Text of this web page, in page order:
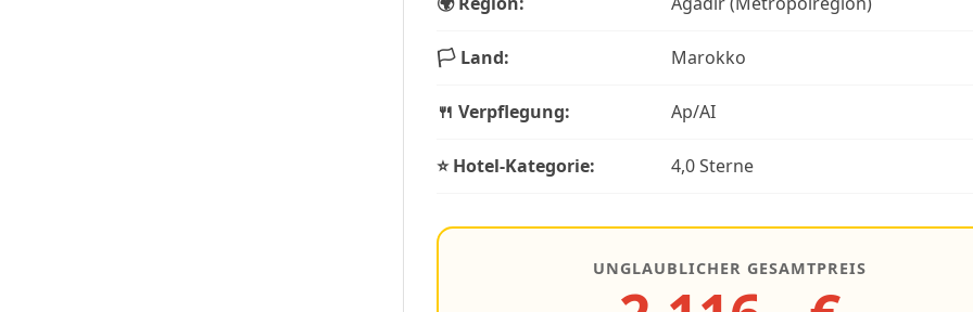
🏳️ Land: Marokko
🍴 Verpflegung: Ap/AI
⭐ Hotel-Kategorie: 4,0 Sterne
UNGLAUBLICHER GESAMTPREIS